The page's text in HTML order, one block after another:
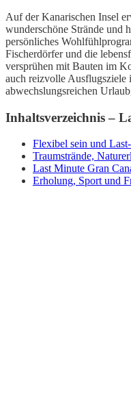
Auf der Kanarischen Insel
wunderschöne Strände und
persönliches
Fischerdörfer und die
versprühen mit Bauten im
auch reizvolle Ausflugsziele
abwechslungsreichen
Inhaltsverzeichnis –
Flexibel sein und
Traumstrände,
Last Minute Gran
Erholung, Sport und